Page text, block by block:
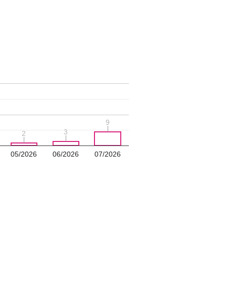
05/2026 06/2026 07/2026
2
2 3
3
9
9